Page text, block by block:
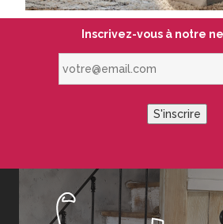
Inscrivez-vous à notre
S'inscrire